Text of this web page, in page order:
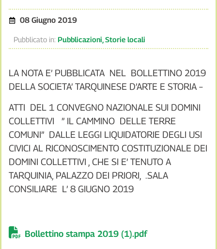
08 Giugno 2019
Pubblicato in: Pubblicazioni, Storie locali
LA NOTA E’ PUBBLICATA NEL BOLLETTINO 2019
DELLA SOCIETA’ TARQUINESE D’ARTE E STORIA –
ATTI DEL 1 CONVEGNO NAZIONALE SUI DOMINI
COLLETTIVI ” IL CAMMINO DELLE TERRE
COMUNI” DALLE LEGGI LIQUIDATORIE DEGLI USI
CIVICI AL RICONOSCIMENTO COSTITUZIONALE DEI
DOMINI COLLETTIVI , CHE SI E’ TENUTO A
TARQUINIA, PALAZZO DEI PRIORI, .SALA
CONSILIARE L’ 8 GIUGNO 2019
Bollettino stampa 2019 (1).pdf